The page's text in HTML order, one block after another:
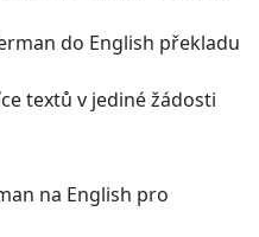
do English překladu
textů v jediné žádosti
na English pro